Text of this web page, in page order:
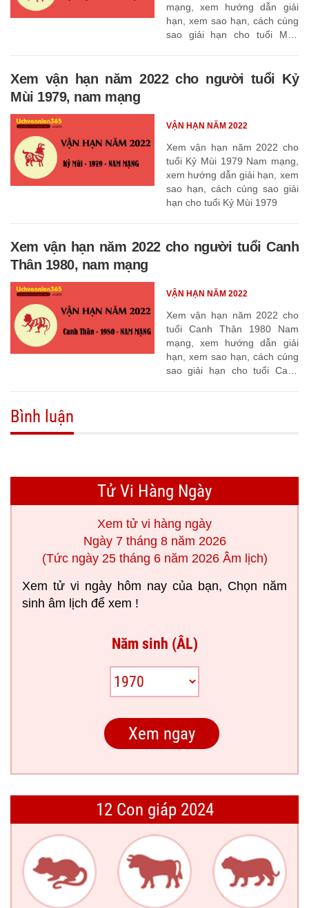
mạng, xem hướng dẫn giải
hạn, xem sao hạn, cách cúng
sao giải hạn cho tuổi Mậu
Xem vận hạn năm 2022 cho người tuổi Kỷ
Mùi 1979, nam mạng
Xem vận hạn năm 2022 cho
tuổi Kỷ Mùi 1979 Nam mạng,
xem hướng dẫn giải hạn, xem
sao hạn, cách cúng sao giải
hạn cho tuổi Kỷ Mùi 1979
VẬN HẠN NĂM 2022
Xem vận hạn năm 2022 cho người tuổi Canh
Thân 1980, nam mạng
Xem vận hạn năm 2022 cho
tuổi Canh Thân 1980 Nam
mạng, xem hướng dẫn giải
hạn, xem sao hạn, cách cúng
sao giải hạn cho tuổi Canh
VẬN HẠN NĂM 2022
Bình luận
Tử Vi Hàng Ngày
Xem tử vi hàng ngày
Ngày 7 tháng 8 năm 2026
(Tức ngày 25 tháng 6 năm 2026 Âm lịch)
Xem tử vi ngày hôm nay của bạn, Chọn năm
sinh âm lịch để xem !
Năm sinh (ÂL)
12 Con giáp 2024